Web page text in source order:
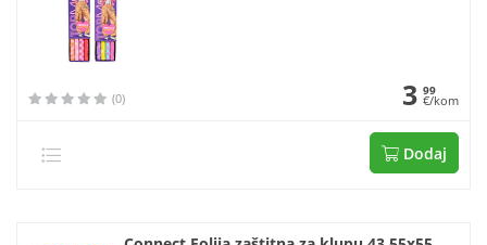
(0) 3 99
€/kom
Dodaj